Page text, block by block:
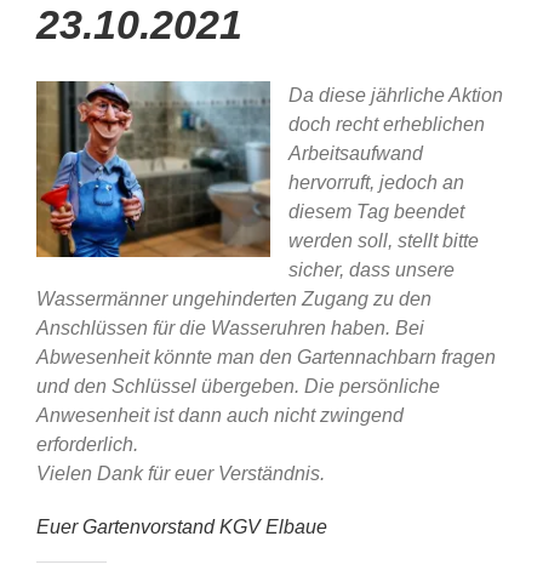
23.10.2021
Da diese jährliche Aktion
doch recht erheblichen
Arbeitsaufwand
hervorruft, jedoch an
diesem Tag beendet
werden soll, stellt bitte
sicher, dass unsere
Wassermänner ungehinderten Zugang zu den
Anschlüssen für die Wasseruhren haben. Bei
Abwesenheit könnte man den Gartennachbarn fragen
und den Schlüssel übergeben. Die persönliche
Anwesenheit ist dann auch nicht zwingend
erforderlich.
Vielen Dank für euer Verständnis.
Euer Gartenvorstand KGV Elbaue